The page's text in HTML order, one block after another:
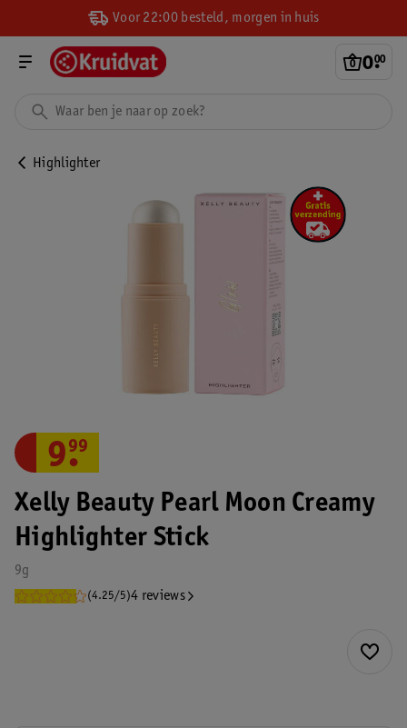
Voor 22:00 besteld, morgen in huis
0.
00
Highlighter
Xelly Beauty Pearl Moon Creamy
Highlighter Stick
9g
(4.25/5)4 reviews
9.
99